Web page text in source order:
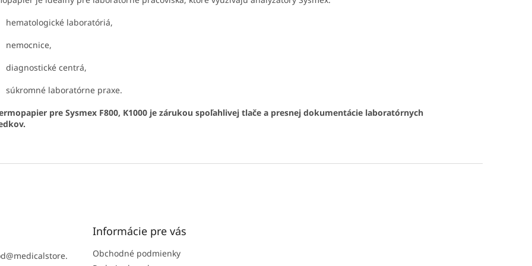
hematologické laboratóriá,
nemocnice,
diagnostické centrá,
súkromné laboratórne praxe.
pre Sysmex F800, K1000 je zárukou spoľahlivej tlače a presnej dokumentácie laboratórnych
@medicalstore.
Informácie pre vás
Obchodné podmienky